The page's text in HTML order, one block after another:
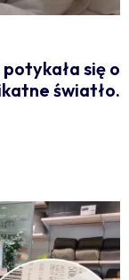
się o
światło.